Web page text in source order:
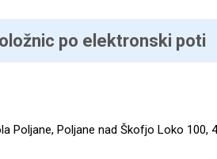
po elektronski poti
Poljane, Poljane nad Škofjo Loko 100,